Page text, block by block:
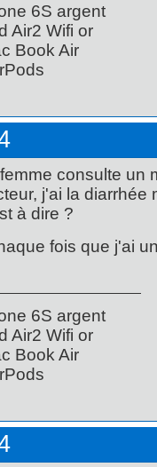
6S argent
Air2 Wifi or
Book Air
consulte un
j'ai la diarrhée
à dire ?
fois que j'ai
6S argent
Air2 Wifi or
Book Air